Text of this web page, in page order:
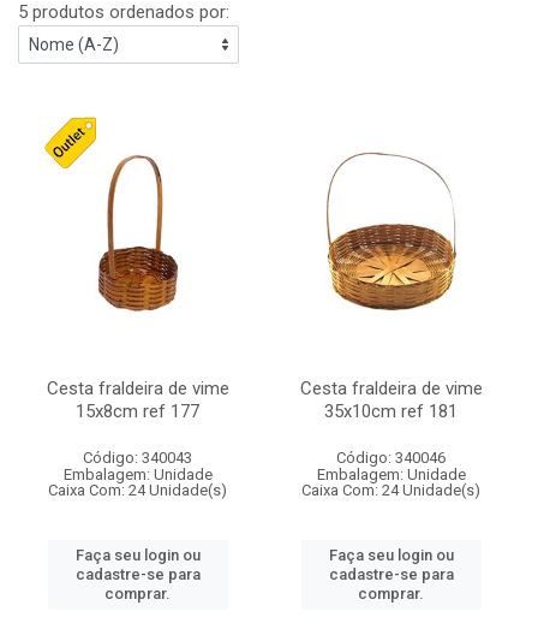
5 produtos ordenados por:
Cesta fraldeira de vime
15x8cm ref 177
Código: 340043
Embalagem: Unidade
Caixa Com: 24 Unidade(s)
Faça seu login ou
cadastre-se para
comprar.
Cesta fraldeira de vime
35x10cm ref 181
Código: 340046
Embalagem: Unidade
Caixa Com: 24 Unidade(s)
Faça seu login ou
cadastre-se para
comprar.